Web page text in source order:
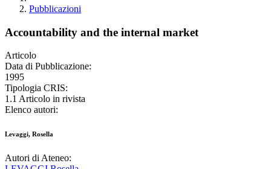
Pubblicazioni
Accountability and the internal market
Articolo
Data di Pubblicazione:
1995
Tipologia CRIS:
1.1 Articolo in rivista
Elenco autori:
Levaggi, Rosella
Autori di Ateneo: